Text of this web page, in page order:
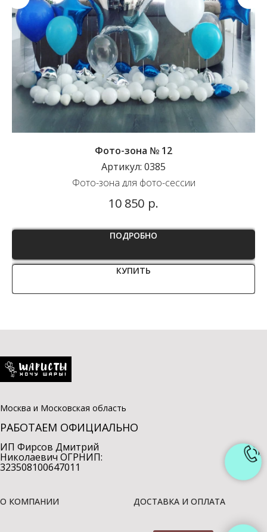
Фото-зона № 12
Артикул: 0385
Фото-зона для фото-сессии
10 850 р.
ПОДРОБНО
КУПИТЬ
Москва и Московская область
РАБОТАЕМ ОФИЦИАЛЬНО
ИП Фирсов Дмитрий
Николаевич ОГРНИП:
323508100647011
О КОМПАНИИ ДОСТАВКА И ОПЛАТА